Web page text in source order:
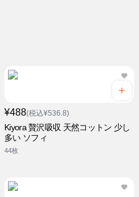
¥488(税込¥536.8)
Kiyora 贅沢吸収 天然コットン 少し
多い ソフィ
44枚